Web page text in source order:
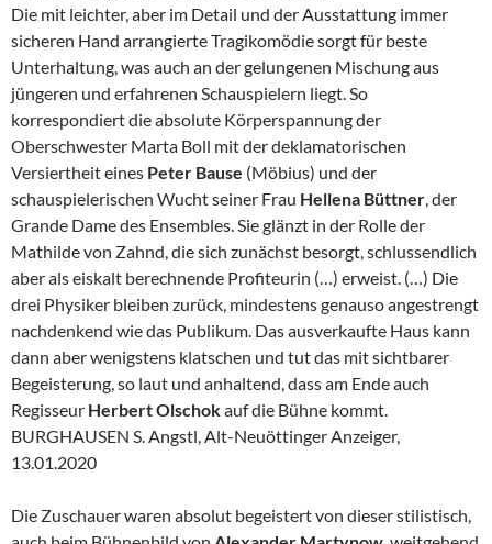
Die mit leichter, aber im Detail und der Ausstattung immer
sicheren Hand arrangierte Tragikomödie sorgt für beste
Unterhaltung, was auch an der gelungenen Mischung aus
jüngeren und erfahrenen Schauspielern liegt. So
korrespondiert die absolute Körperspannung der
Oberschwester Marta Boll mit der deklamatorischen
Versiertheit eines Peter Bause (Möbius) und der
schauspielerischen Wucht seiner Frau Hellena Büttner, der
Grande Dame des Ensembles. Sie glänzt in der Rolle der
Mathilde von Zahnd, die sich zunächst besorgt, schlussendlich
aber als eiskalt berechnende Profiteurin (…) erweist. (…) Die
drei Physiker bleiben zurück, mindestens genauso angestrengt
nachdenkend wie das Publikum. Das ausverkaufte Haus kann
dann aber wenigstens klatschen und tut das mit sichtbarer
Begeisterung, so laut und anhaltend, dass am Ende auch
Regisseur Herbert Olschokauf die Bühne kommt.
BURGHAUSEN S. Angstl, Alt-Neuöttinger Anzeiger,
13.01.2020
Die Zuschauer waren absolut begeistert von dieser stilistisch,